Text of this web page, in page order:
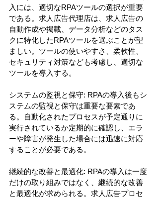
入には、適切なRPAツールの選択が重要
である。求人広告代理店は、求人広告の
自動作成や掲載、データ分析などのタス
クに特化したRPAツールを選ぶことが望
ましい。ツールの使いやすさ、柔軟性、
セキュリティ対策なども考慮し、適切な
ツールを導入する。
システムの監視と保守: RPAの導入後もシ
ステムの監視と保守は重要な要素であ
る。自動化されたプロセスが予定通りに
実行されているか定期的に確認し、エラ
ーや障害が発生した場合には迅速に対応
することが必要である。
継続的な改善と最適化: RPAの導入は一度
だけの取り組みではなく、継続的な改善
と最適化が求められる。求人広告プロセ